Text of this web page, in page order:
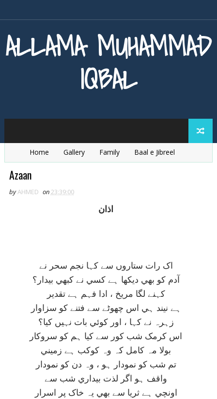
ALLAMA MUHAMMAD
IQBAL
Home Gallery Family
Baal e Jibreel
Azaan
byAHMED on23:39:00
اذان
اک رات ستاروں سے کہا نجم سحر نے
آدم کو بھي ديکھا ہے کسي نے کبھي بيدار؟
کہنے لگا مريخ ، ادا فہم ہے تقدير
ہے نيند ہي اس چھوٹے سے فتنے کو سزاوار
زہرہ نے کہا ، اور کوئي بات نہيں کيا؟
اس کرمک شب کور سے کيا ہم کو سروکار
بولا مہ کامل کہ وہ کوکب ہے زميني
تم شب کو نمودار ہو ، وہ دن کو نمودار
واقف ہو اگر لذت بيداري شب سے
اونچي ہے ثريا سے بھي يہ خاک پر اسرار